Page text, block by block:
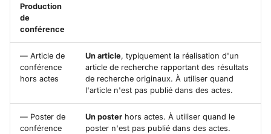
Production
de
conférence
— Article de
conférence
hors actes
Un article, typiquement la réalisation d'un
article de recherche rapportant des résultats
de recherche originaux. À utiliser quand
l'article n'est pas publié dans des actes.
— Poster de
conférence
Un poster hors actes. À utiliser quand le
poster n'est pas publié dans des actes.